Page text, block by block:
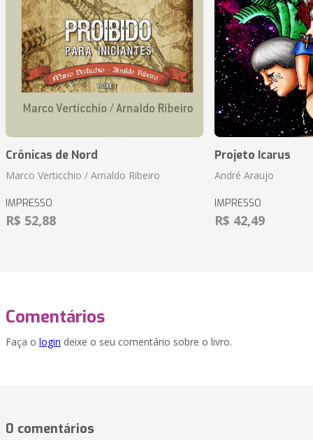
Crônicas de Nord
Marco Verticchio / Arnaldo Ribeiro
IMPRESSO
R$ 52,88
Projeto Icarus
André Araujo
IMPRESSO
R$ 42,49
Comentários
Faça o login deixe o seu comentário sobre o livro.
0 comentários